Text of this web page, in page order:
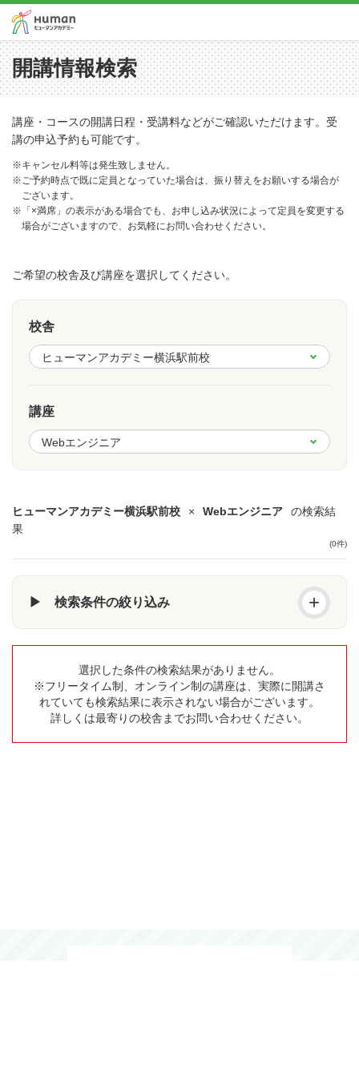
開講情報検索
講座・コースの開講日程・受講料などがご確認いただけます。受
講の申込予約も可能です。
※キャンセル料等は発生致しません。
※ご予約時点で既に定員となっていた場合は、振り替えをお願いする場合が
ございます。
※「×満席」の表示がある場合でも、お申し込み状況によって定員を変更する
場合がございますので、お気軽にお問い合わせください。
ご希望の校舎及び講座を選択してください。
校舎
講座
ヒューマンアカデミー横浜駅前校 × Webエンジニア
の検索結
果
(0件)
▶ 検索条件の絞り込み +
選択した条件の検索結果がありません。
※フリータイム制、オンライン制の講座は、実際に開講さ
れていても検索結果に表示されない場合がございます。
詳しくは最寄りの校舎までお問い合わせください。